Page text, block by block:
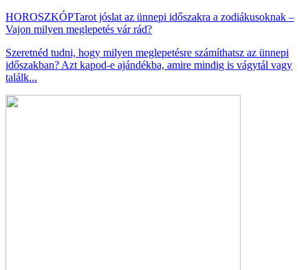
HOROSZKÓPTarot jóslat az ünnepi időszakra a zodiákusoknak –
Vajon milyen meglepetés vár rád?
Szeretnéd tudni, hogy milyen meglepetésre számíthatsz az ünnepi
időszakban? Azt kapod-e ajándékba, amire mindig is vágytál vagy
találk...